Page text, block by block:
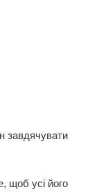
завдячувати
щоб усі його